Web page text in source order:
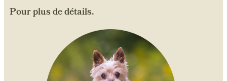
​Pour plus de détails.